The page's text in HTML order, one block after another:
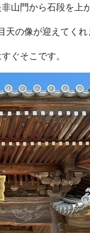
山門から石段を上
の像が迎えてくれ
ぐそこです。